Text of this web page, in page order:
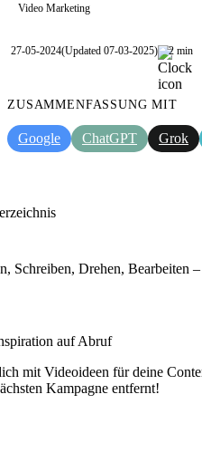
Video Marketing
27-05-2024(Updated 07-03-2025) 2 min
ZUSAMMENFASSUNG MIT
Google ChatGPT Grok
Schreiben, Drehen, Bearbeiten
auf Abruf
mit Videoideen für deine
Kampagne entfernt!